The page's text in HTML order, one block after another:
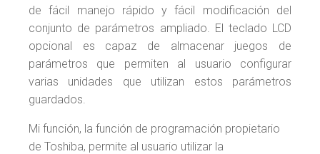
de fácil manejo rápido y fácil modificación del
conjunto de parámetros ampliado. El teclado LCD
opcional es capaz de almacenar juegos de
parámetros que permiten al usuario configurar
varias unidades que utilizan estos parámetros
guardados.
Mi función, la función de programación propietario
de Toshiba, permite al usuario utilizar la